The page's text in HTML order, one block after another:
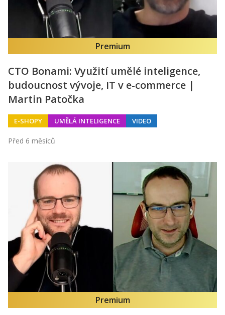
Premium
CTO Bonami: Využití umělé inteligence,
budoucnost vývoje, IT v e-commerce |
Martin Patočka
E-SHOPY UMĚLÁ INTELIGENCE VIDEO
Před 6 měsíců
Premium